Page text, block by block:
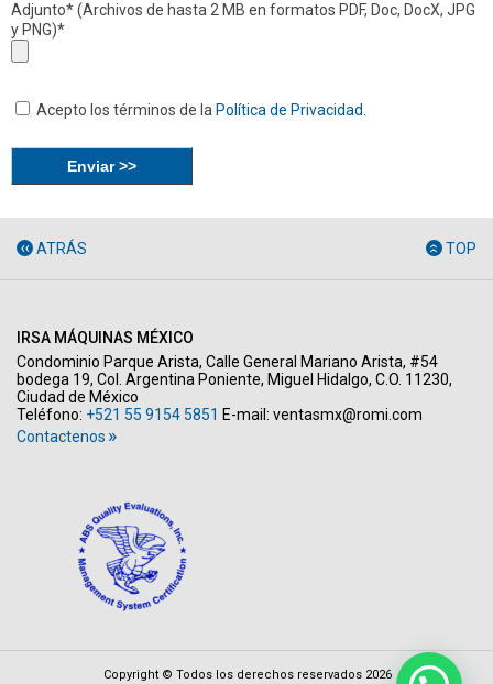
Adjunto* (Archivos de hasta 2 MB en formatos PDF, Doc, DocX, JPG
y PNG)*
Acepto los términos de la Política de Privacidad.
ATRÁS TOP
IRSA MÁQUINAS MÉXICO
Condominio Parque Arista, Calle General Mariano Arista, #54
bodega 19, Col. Argentina Poniente, Miguel Hidalgo, C.O. 11230,
Ciudad de México
Teléfono: +521 55 9154 5851 E-mail: ventasmx@romi.com
Contactenos
Copyright © Todos los derechos reservados 2026